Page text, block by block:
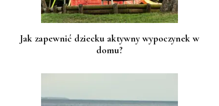
Jak zapewnić dziecku aktywny wypoczynek w
domu?